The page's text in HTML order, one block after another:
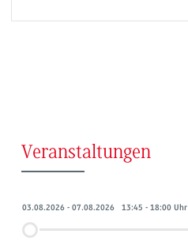
Veranstaltungen
03.08.2026 - 07.08.2026 13:45 - 18:00 Uhr